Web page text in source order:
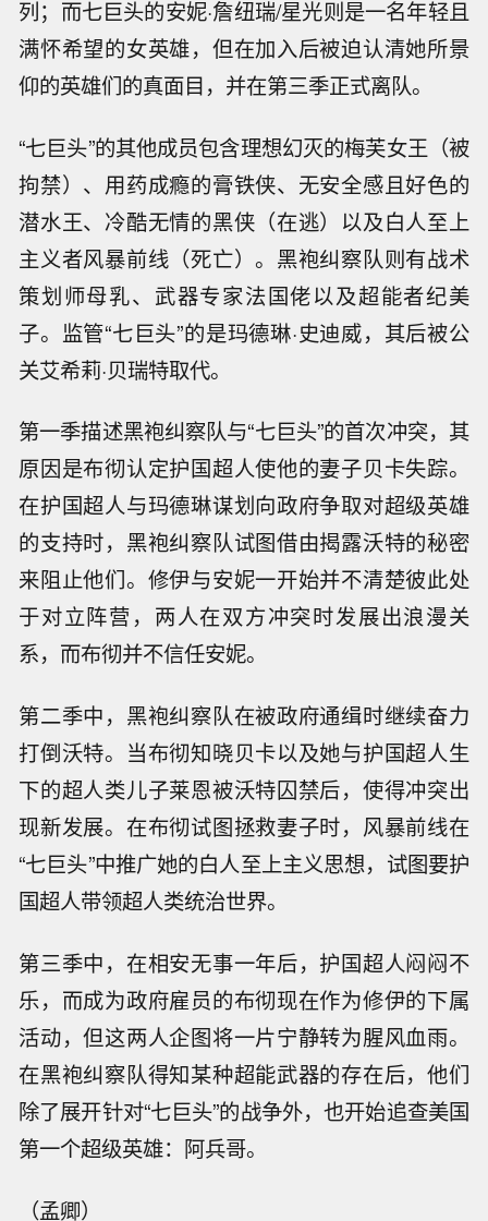
列；而七巨头的安妮·詹纽瑞/星光则是一名年轻且
满怀希望的女英雄，但在加入后被迫认清她所景
仰的英雄们的真面目，并在第三季正式离队。
“七巨头”的其他成员包含理想幻灭的梅芙女王（被
拘禁）、用药成瘾的膏铁侠、无安全感且好色的
潜水王、冷酷无情的黑侠（在逃）以及白人至上
主义者风暴前线（死亡）。黑袍纠察队则有战术
策划师母乳、武器专家法国佬以及超能者纪美
子。监管“七巨头”的是玛德琳·史迪威，其后被公
关艾希莉·贝瑞特取代。
第一季描述黑袍纠察队与“七巨头”的首次冲突，其
原因是布彻认定护国超人使他的妻子贝卡失踪。
在护国超人与玛德琳谋划向政府争取对超级英雄
的支持时，黑袍纠察队试图借由揭露沃特的秘密
来阻止他们。修伊与安妮一开始并不清楚彼此处
于对立阵营，两人在双方冲突时发展出浪漫关
系，而布彻并不信任安妮。
第二季中，黑袍纠察队在被政府通缉时继续奋力
打倒沃特。当布彻知晓贝卡以及她与护国超人生
下的超人类儿子莱恩被沃特囚禁后，使得冲突出
现新发展。在布彻试图拯救妻子时，风暴前线在
“七巨头”中推广她的白人至上主义思想，试图要护
国超人带领超人类统治世界。
第三季中，在相安无事一年后，护国超人闷闷不
乐，而成为政府雇员的布彻现在作为修伊的下属
活动，但这两人企图将一片宁静转为腥风血雨。
在黑袍纠察队得知某种超能武器的存在后，他们
除了展开针对“七巨头”的战争外，也开始追查美国
第一个超级英雄：阿兵哥。
（孟卿）